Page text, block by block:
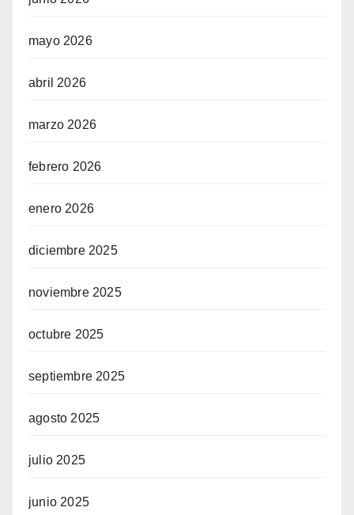
mayo 2026
abril 2026
marzo 2026
febrero 2026
enero 2026
diciembre 2025
noviembre 2025
octubre 2025
septiembre 2025
agosto 2025
julio 2025
junio 2025